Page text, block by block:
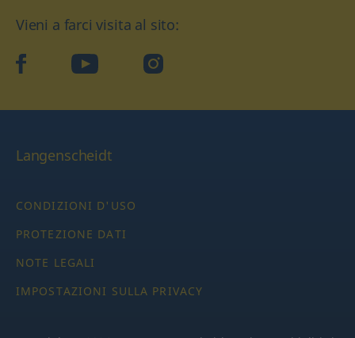
Vieni a farci visita al sito:
facebook YouTube Instagram
Langenscheidt
CONDIZIONI D'USO
PROTEZIONE DATI
NOTE LEGALI
IMPOSTAZIONI SULLA PRIVACY